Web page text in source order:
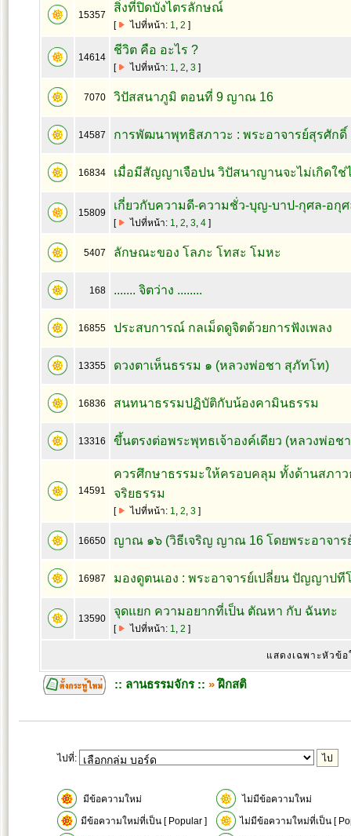
15357
สิ่งที่ปิดบังไตรลักษณ์
[ ไปที่หน้า: 1, 2 ]
14614
ชีวิต คือ อะไร ?
[ ไปที่หน้า: 1, 2, 3 ]
7070 วิปัสสนาภูมิ ตอนที่ 9 ญาณ 16
14587 การพัฒนาพุทธิสภาวะ : พระอาจารย์สุรศักดิ์
16834 เมื่อมีสัญญาเจือปน วิปัสนาญานจะไม่เกิดใช่
15809
เกี่ยวกับความดี-ความชั่ว-บุญ-บาป-กุศล-อกุศ
[ ไปที่หน้า: 1, 2, 3, 4]
5407 ลักษณะของ โลภะ โทสะ โมหะ
168 ....... จิตว่าง ........
16855 ประสบการณ์ กลเม็ดดูจิตด้วยการฟังเพลง
13355 ดวงตาเห็นธรรม ๑ (หลวงพ่อชา สุภัทโท)
16836 สนทนาธรรมปฏิบัติกับน้องคามินธรรม
13316 ขึ้นตรงต่อพระพุทธเจ้าองค์เดียว (หลวงพ่อช
14591
ควรศึกษาธรรมะให้ครอบคลุม ทั้งด้านสภาว
จริยธรรม
[ ไปที่หน้า: 1, 2, 3]
16650 ญาณ ๑๖ (วิธีเจริญ ญาณ 16 โดยพระอาจาร
16987 มองดูตนเอง : พระอาจารย์เปลี่ยน ปัญญาปที
13590
จุดแยก ความอยากที่เป็น ตัณหา กับ ฉันทะ
[ ไปที่หน้า: 1, 2 ]
แสดงเฉพาะหัวข้อ
:: ลานธรรมจักร :: »ฝึกสติ
ไปที่:
มีข้อความใหม่
ไม่มีข้อความใหม่
มีข้อความใหม่ที่เป็น [ Popular ]
ไม่มีข้อความใหม่ที่เป็น [